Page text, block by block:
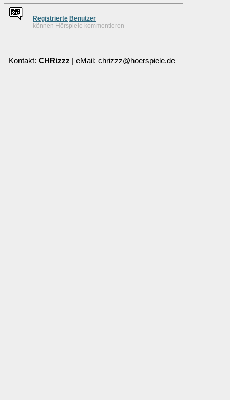
Registrierte Benutzer
können Hörspiele kommentieren
Kontakt: CHRizzz | eMail: chrizzz@hoerspiele.de